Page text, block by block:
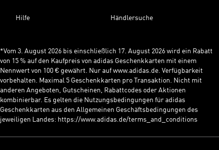
Hilfe Händlersuche
*Vom 3. August 2026 bis einschließlich 17. August 2026 wird ein Rabatt
von 15 % auf den Kaufpreis von adidas Geschenkkarten mit einem
Nennwert von 100 € gewährt. Nur auf www.adidas.de. Verfügbarkeit
vorbehalten. Maximal 5 Geschenkkarten pro Transaktion. Nicht mit
anderen Angeboten, Gutscheinen, Rabattcodes oder Aktionen
kombinierbar. Es gelten die Nutzungsbedingungen für adidas
Geschenkkarten aus den Allgemeinen Geschäftsbedingungen des
jeweiligen Landes: https://www.adidas.de/terms_and_conditions